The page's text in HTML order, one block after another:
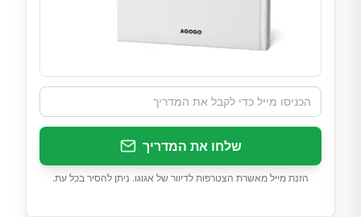
שלחו את המדריך
הזנת מייל מאשרת הצטרפות לדיוור של אגוגו. ניתן להסיר בכל עת.